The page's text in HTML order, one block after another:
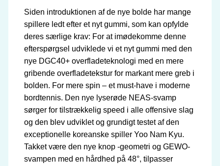
Siden introduktionen af de nye bolde har mange
spillere ledt efter et nyt gummi, som kan opfylde
deres særlige krav: For at imødekomme denne
efterspørgsel udviklede vi et nyt gummi med den
nye DGC40+ overfladeteknologi med en mere
gribende overfladetekstur for markant mere greb i
bolden. For mere spin – et must-have i moderne
bordtennis. Den nye lyserøde NEAS-svamp
sørger for tilstrækkelig speed i alle offensive slag
og den blev udviklet og grundigt testet af den
exceptionelle koreanske spiller Yoo Nam Kyu.
Takket være den nye knop -geometri og GEWO-
svampen med en hårdhed på 48°, tilpasser